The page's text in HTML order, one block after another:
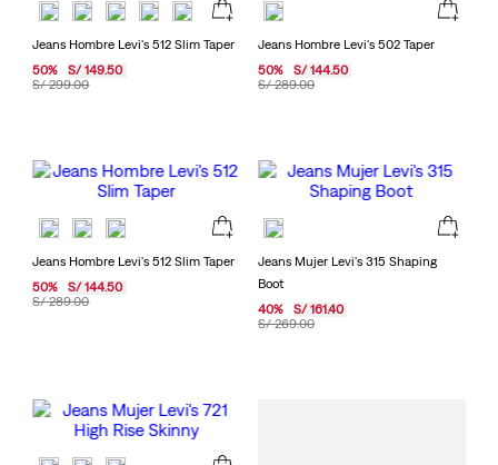
Jeans Hombre Levi's 512 Slim Taper
S/ 299.00
50% S/ 149.50
Jeans Hombre Levi's 502 Taper
S/ 289.00
50% S/ 144.50
Jeans Hombre Levi's 512 Slim Taper
S/ 289.00
50% S/ 144.50
Jeans Mujer Levi's 315 Shaping
Boot
S/ 269.00
40% S/ 161.40